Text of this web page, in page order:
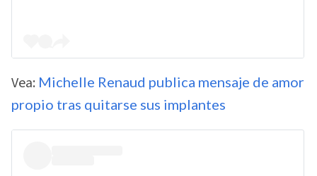
Vea: Michelle Renaud publica mensaje de amor
propio tras quitarse sus implantes